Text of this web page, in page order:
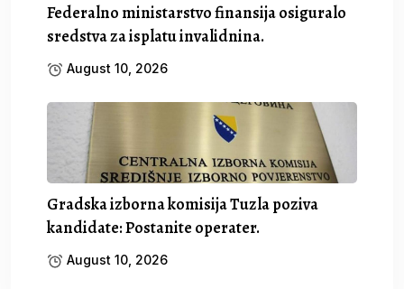
Federalno ministarstvo finansija osiguralo
sredstva za isplatu invalidnina.
August 10, 2026
Gradska izborna komisija Tuzla poziva
kandidate: Postanite operater.
August 10, 2026